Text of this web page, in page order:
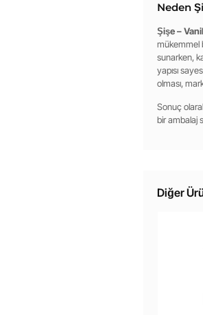
Neden
Şişe –
mükemmel
sunarken,
yapısı
olması,
Sonuç
bir ambalaj
Diğer